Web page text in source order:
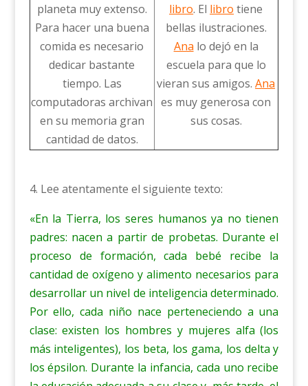
planeta muy extenso.
Para hacer una buena
comida es necesario
dedicar bastante
tiempo. Las
computadoras archivan
en su memoria gran
cantidad de datos.
libro. El libro tiene
bellas ilustraciones.
Ana lo dejó en la
escuela para que lo
vieran sus amigos.Ana
es muy generosa con
sus cosas.
4. Lee atentamente el siguiente texto:
«En la Tierra, los seres humanos ya no tienen
padres: nacen a partir de probetas. Durante el
proceso de formación, cada bebé recibe la
cantidad de oxígeno y alimento necesarios para
desarrollar un nivel de inteligencia determinado.
Por ello, cada niño nace perteneciendo a una
clase: existen los hombres y mujeres alfa (los
más inteligentes), los beta, los gama, los delta y
los épsilon. Durante la infancia, cada uno recibe